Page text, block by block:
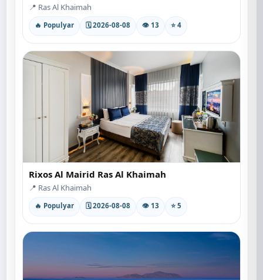
📍 Ras Al Khaimah
🔥 Populyar 🗓 2026-08-08 👁 13 ⭐ 4
Rixos Al Mairid Ras Al Khaimah
📍 Ras Al Khaimah
🔥 Populyar 🗓 2026-08-08 👁 13 ⭐ 5